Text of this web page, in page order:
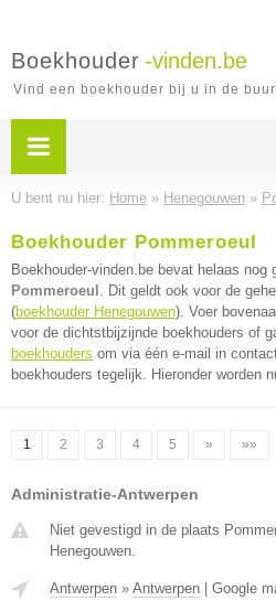
Boekhouder -vinden.be
Vind een boekhouder bij u in de
U bent nu hier: Home » Henegouwen »
Boekhouder Pommeroeul
Boekhouder-vinden.be bevat helaas nog
Pommeroeul . Dit geldt ook voor de
(boekhouder Henegouwen). Voer
voor de dichtstbijzijnde boekhouders of
boekhouders om via één e-mail in
boekhouders tegelijk. Hieronder worden
1 2 3 4 5 » »»
Administratie-Antwerpen
Niet gevestigd in de plaats
Henegouwen.
Antwerpen » Antwerpen Google